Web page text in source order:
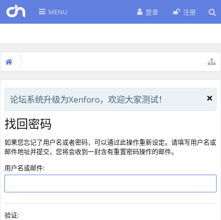
MENU 登录 注册
论坛系统升级为Xenforo，欢迎大家测试！
找回密码
如果您忘记了用户名或者密码，可以通过此操作重新设定。请填写用户名或
邮件地址并提交，您将会收到一封含有重置密码操作的邮件。
用户名或邮件:
验证: